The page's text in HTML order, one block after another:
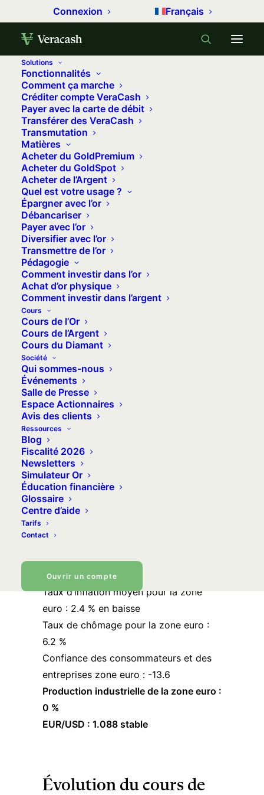
Connexion Français
Solutions
Fonctionnalités
Comment ça marche
Créditer compte VeraCash
Payer avec la carte de débit
Transférer des VeraCash
Transmutation
Matières
Acheter du GoldPremium
Acheter du GoldSpot
Acheter de l’Argent
Quel est votre usage ?
Épargner avec l’or
Débancariser
Payer avec l’or
Diversifier avec l’or
Transmettre de l’or
Pédagogie
Comment investir dans l’or
Achat d’or physique
Comment investir dans l’argent
Cours
Cours de l’Or
Cours de l’Argent
Cours du Diamant
Société
Qui sommes-nous
Événements
Salle de Presse
Espace Actionnaires
Avis des clients
Ressources
Blog
Fiscalité 2026
Newsletters
Simulateur Or
Éducation financière
Glossaire
Centre d’aide
Tarifs
Contact
Ouvrir un compte
Accueil
Métaux précieux
L’incertitude mondiale relance le cours de l’or
L’incertitude mondiale relance le
cours de l’or
17 mars 2025 6 minutes
Principaux indicateurs
américains (valeurs
arrêtées au 14/03/2025)
Taux d’intérêt de la Réserve fédérale
(Fed) : 4.5%
220 000 inscriptions hebdomadaires
au chômage, en baisse ↘︎
Inflation américaine sur 12 mois : 2.8%
en baisse ↘︎
Confiance des consommateurs US
(indice Michigan) : 57.9 en baisse ↘︎
Valeur du Dow Jones : 41240 en forte
baisse ↘︎
Valeur du S&P 500 : 5609 en forte
baisse ↘︎
Principaux indicateurs
européens (valeurs
arrêtées au 14/03/2025)
Taux d’intérêt de la Banque centrale
européenne (BCE) : 2.5 %
Taux d’inflation moyen pour la zone
euro : 2.4 % en baisse
Taux de chômage pour la zone euro :
6.2 %
Confiance des consommateurs et des
entreprises zone euro : -13.6
Production industrielle de la zone euro :
0 %
EUR/USD : 1.088 stable
Évolution du cours de